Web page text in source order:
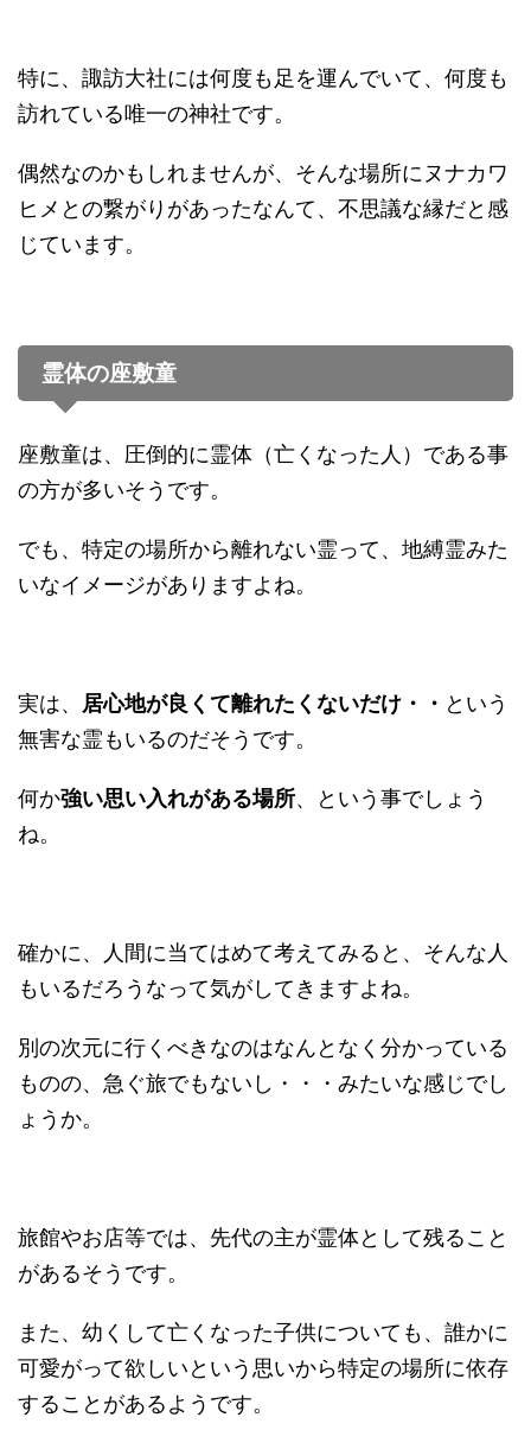
特に、諏訪大社には何度も足を運んでいて、何度も
訪れている唯一の神社です。
偶然なのかもしれませんが、そんな場所にヌナカワ
ヒメとの繋がりがあったなんて、不思議な縁だと感
じています。
霊体の座敷童
座敷童は、圧倒的に霊体（亡くなった人）である事
の方が多いそうです。
でも、特定の場所から離れない霊って、地縛霊みた
いなイメージがありますよね。
実は、 居心地が良くて離れたくないだけ・・ という
無害な霊もいるのだそうです。
何か強い思い入れがある場所、という事でしょう
ね。
確かに、人間に当てはめて考えてみると、そんな人
もいるだろうなって気がしてきますよね。
別の次元に行くべきなのはなんとなく分かっている
ものの、急ぐ旅でもないし・・・みたいな感じでし
ょうか。
旅館やお店等では、先代の主が霊体として残ること
があるそうです。
また、幼くして亡くなった子供についても、誰かに
可愛がって欲しいという思いから特定の場所に依存
することがあるようです。